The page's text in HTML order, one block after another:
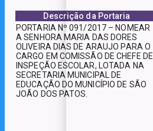
Descrição da Portaria
PORTARIA Nº 091/2017 – NOMEAR
A SENHORA MARIA DAS DORES
OLIVEIRA DIAS DE ARAUJO PARA O
CARGO EM COMISSÃO DE CHEFE DE
INSPEÇÃO ESCOLAR, LOTADA NA
SECRETARIA MUNICIPAL DE
EDUCAÇÃO DO MUNICÍPIO DE SÃO
JOÃO DOS PATOS.